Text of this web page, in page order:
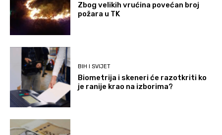
Zbog velikih vrućina povećan broj
požara u TK
BIH I SVIJET
Biometrija i skeneri će razotkriti ko
je ranije krao na izborima?